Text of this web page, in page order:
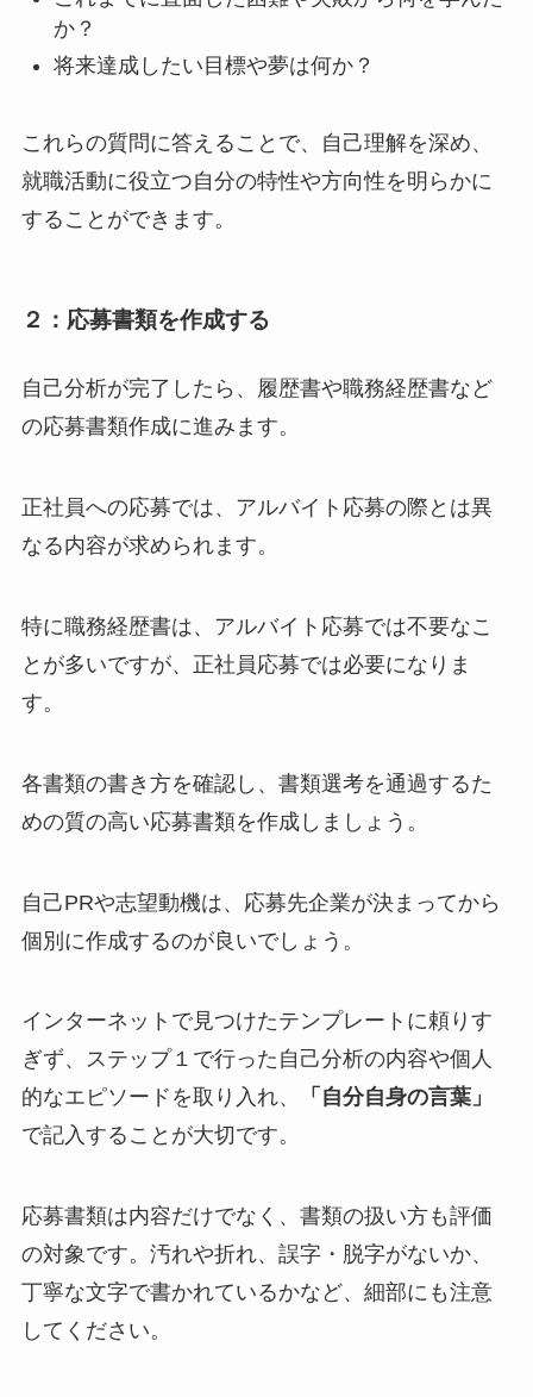
か？
将来達成したい目標や夢は何か？
これらの質問に答えることで、自己理解を深め、
就職活動に役立つ自分の特性や方向性を明らかに
することができます。
２：応募書類を作成する
自己分析が完了したら、履歴書や職務経歴書など
の応募書類作成に進みます。
正社員への応募では、アルバイト応募の際とは異
なる内容が求められます。
特に職務経歴書は、アルバイト応募では不要なこ
とが多いですが、正社員応募では必要になりま
す。
各書類の書き方を確認し、書類選考を通過するた
めの質の高い応募書類を作成しましょう。
自己PRや志望動機は、応募先企業が決まってから
個別に作成するのが良いでしょう。
インターネットで見つけたテンプレートに頼りす
ぎず、ステップ１で行った自己分析の内容や個人
的なエピソードを取り入れ、
「自分自身の言葉」
で記入することが大切です。
応募書類は内容だけでなく、書類の扱い方も評価
の対象です。汚れや折れ、誤字・脱字がないか、
丁寧な文字で書かれているかなど、細部にも注意
してください。